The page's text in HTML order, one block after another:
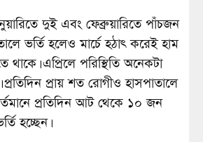
দুই এবং ফেব্রুয়ারিতে পাঁচজন
ভর্তি হলেও মার্চে হঠাৎ করেই হাম
থাকে। এপ্রিলে পরিস্থিতি অনেকটা
প্রায় শত রোগীও হাসপাতালে
প্রতিদিন আট থেকে ১০ জন
হচ্ছেন।